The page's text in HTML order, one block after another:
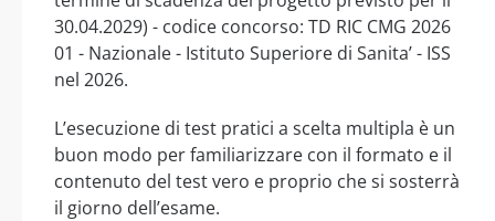
30.04.2029) - codice concorso: TD RIC CMG 2026
01 - Nazionale - Istituto Superiore di Sanita’ - ISS
nel 2026.
L’esecuzione di test pratici a scelta multipla è un
buon modo per familiarizzare con il formato e il
contenuto del test vero e proprio che si sosterrà
il giorno dell’esame.